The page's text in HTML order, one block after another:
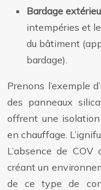
Bardage
intempéries et
du bâtiment
bardage).
Prenons l’exemple
des panneaux
offrent une
en chauffage.
L’absence de COV
créant un
de ce type de